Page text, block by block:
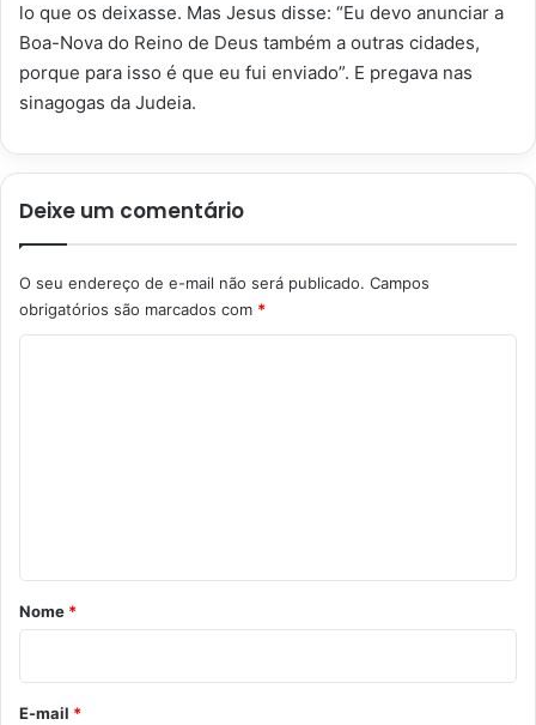
lo que os deixasse. Mas Jesus disse: “Eu devo anunciar a
Boa-Nova do Reino de Deus também a outras cidades,
porque para isso é que eu fui enviado”. E pregava nas
sinagogas da Judeia.
Deixe um comentário
O seu endereço de e-mail não será publicado. Campos
obrigatórios são marcados com *
r
o
*
Nome *
E-mail *